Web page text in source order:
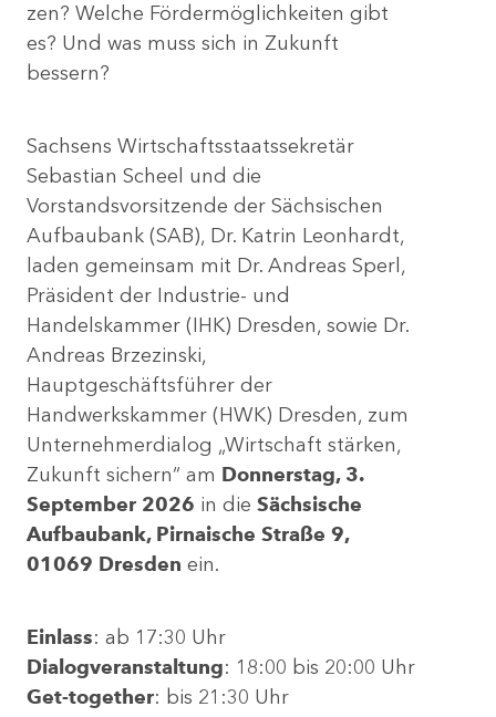
zen? Welche Fördermöglichkeiten gibt
es? Und was muss sich in Zukunft
bessern?
Sachsens Wirtschaftsstaatssekretär
Sebastian Scheel und die
Vorstandsvorsitzende der Sächsischen
Aufbaubank (SAB), Dr. Katrin Leonhardt,
laden gemeinsam mit Dr. Andreas Sperl,
Präsident der Industrie- und
Handelskammer (IHK) Dresden, sowie Dr.
Andreas Brzezinski,
Hauptgeschäftsführer der
Handwerkskammer (HWK) Dresden, zum
Unternehmerdialog „Wirtschaft stärken,
Zukunft sichern“ am Donnerstag, 3.
September 2026 in die Sächsische
Aufbaubank, Pirnaische Straße 9,
01069 Dresden ein.
Einlass: ab 17:30 Uhr
Dialogveranstaltung: 18:00 bis 20:00 Uhr
Get-together: bis 21:30 Uhr